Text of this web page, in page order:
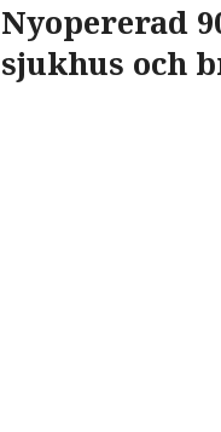
Nyopererad
sjukhus och